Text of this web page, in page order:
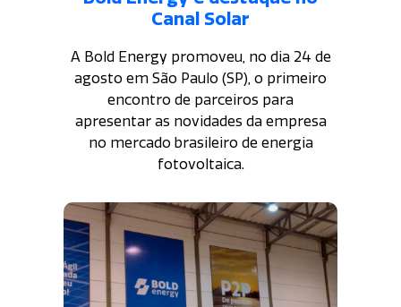
Canal Solar
A Bold Energy promoveu, no dia 24 de
agosto em São Paulo (SP), o primeiro
encontro de parceiros para
apresentar as novidades da empresa
no mercado brasileiro de energia
fotovoltaica.